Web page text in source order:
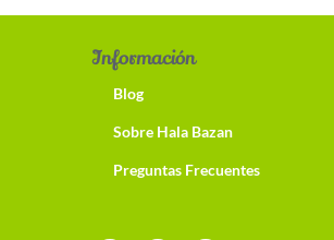
Información
Blog
Sobre Hala Bazan
Preguntas Frecuentes